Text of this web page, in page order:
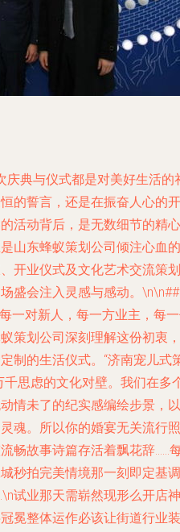
典与仪式都是对美好生活的
的誓言，还是在振奋人心的开
活动背后，是无数细节的精心
山东蜂蚁策划公司倾注心血的
开业仪式及文化艺术交流策划
盛会注入灵感与感动。\n\n##
一对新人，每一方业主，每
策划公司深刻理解这份初衷，
制的生活仪式。“济南宠儿式
思虑的文化对壁。我们在多
情未了的纪实感编绘步景，以
魂。所以你的婚宴无关流行照
畅故事诗篇存活着飘花辞……
秒拍完美情境那一刻即定基调
试业那天需崭然现形么开店神
冕整体运作必该让街道行业装